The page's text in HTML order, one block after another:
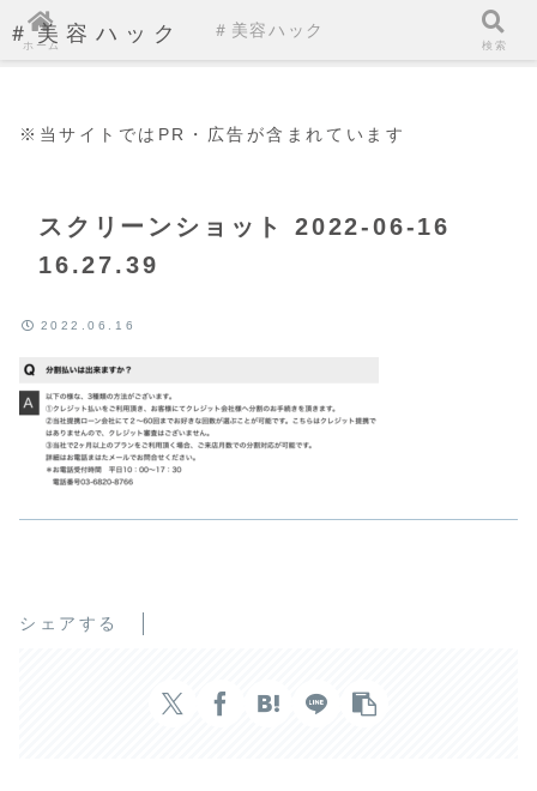
＃美容ハック
※当サイトではPR・広告が含まれています
スクリーンショット 2022-06-16
16.27.39
2022.06.16
シェアする
ホーム
＃美容ハック
検索